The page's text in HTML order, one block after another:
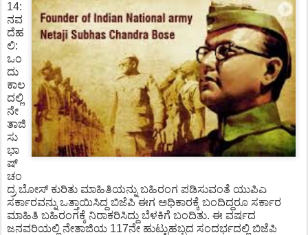
14:
ನವ
ದೆಹ
ಲಿ:
ಒಂ
ದು
ಕಾಲ
ದಲ್ಲಿ
ನೇ
ತಾಜಿ
ಸು
ಭಾ
ಷ್
ಚಂ
ದ್ರ ಬೋಸ್ ಕುರಿತು ಮಾಹಿತಿಯನ್ನು ಬಹಿರಂಗ ಪಡಿಸುವಂತೆ ಯುಪಿಎ
ಸರ್ಕಾರವನ್ನು ಒತ್ತಾಯಿಸಿದ್ದ ಬಿಜೆಪಿ ಈಗ ಅಧಿಕಾರಕ್ಕೆ ಬಂದಿದ್ದರೂ ಸರ್ಕಾರ
ಮಾಹಿತಿ ಬಹಿರಂಗಕ್ಕೆ ನಿರಾಕರಿಸಿದ್ದು ಬೆಳಕಿಗೆ ಬಂದಿತು. ಈ ವರ್ಷದ
ಜನವರಿಯಲ್ಲಿ ನೇತಾಜಿಯ 117ನೇ ಹುಟ್ಟುಹಬ್ಬದ ಸಂದರ್ಭದಲ್ಲಿ ಬಿಜೆಪಿ